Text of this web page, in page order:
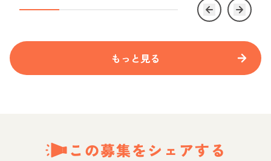
もっと見る
この募集をシェアする